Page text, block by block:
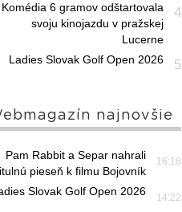
4
Komédia 6 gramov odštartovala
svoju kinojazdu v pražskej
Lucerne
5
Ladies Slovak Golf Open 2026
najnovšie
16:18
Pam Rabbit a Separ nahrali
pieseň k filmu Bojovník
14:22
Slovak Golf Open 2026